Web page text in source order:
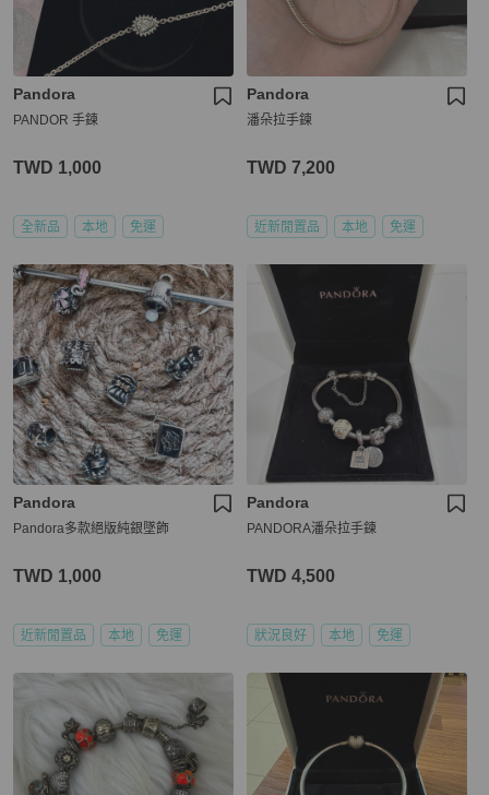
Pandora
PANDOR 手鍊
TWD 1,000
全新品 本地 免運
Pandora
潘朵拉手鍊
TWD 7,200
近新閒置品 本地 免運
Pandora
Pandora多款絕版純銀墜飾
TWD 1,000
近新閒置品 本地 免運
Pandora
PANDORA潘朵拉手鍊
TWD 4,500
狀況良好 本地 免運